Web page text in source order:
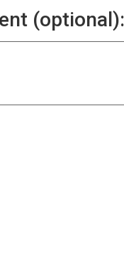
(optional):